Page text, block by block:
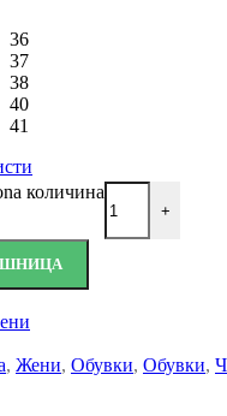
36
37
38
40
41
количина
+
, Жени, Обувки, Обувки,